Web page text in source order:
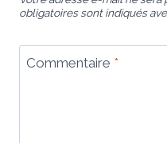
obligatoires sont indiqués
Commentaire *